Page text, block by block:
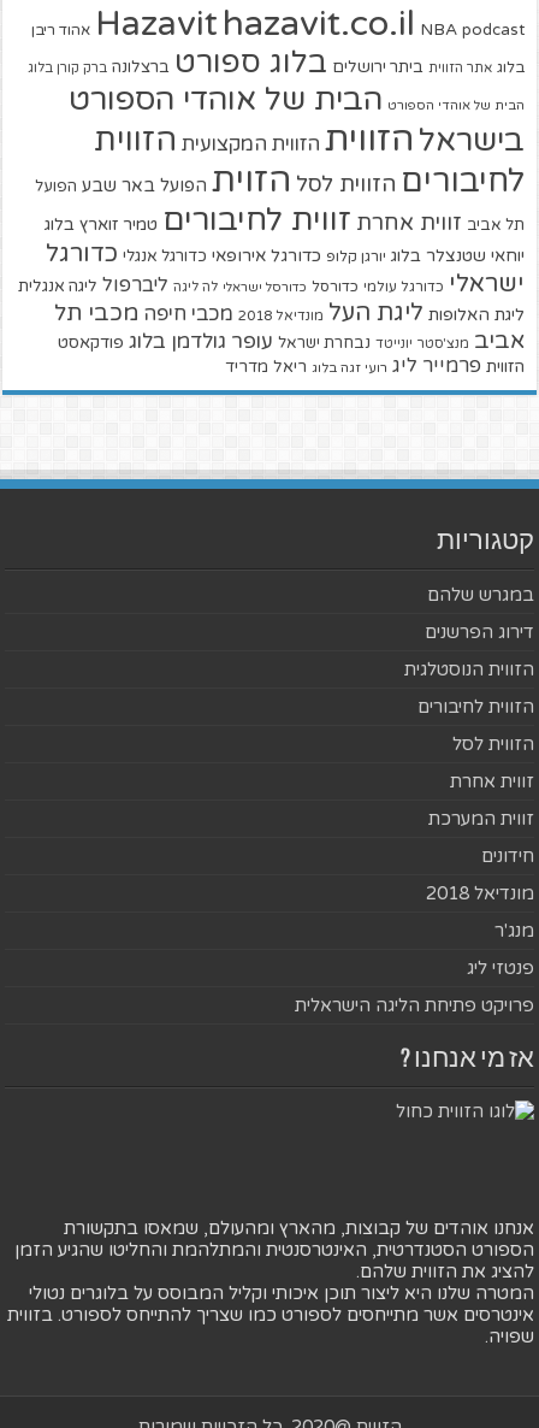
Hazavit hazavit.co.il NBA podcast אהוד ריבן
בלוג אתר הזווית ביתר ירושלים בלוג ספורט ברצלונה ברק קורן בלוג
הבית של אוהדי הספורט הבית של אוהדי הספורט
בישראל הזווית הזווית המקצועית הזווית
לחיבורים הזווית לסל הזוית הפועל באר שבע הפועל
תל אביב זווית אחרת זווית לחיבורים טמיר זוארץ בלוג
יוחאי שטנצלר בלוג יורגן קלופ כדורגל אירופאי כדורגל אנגלי כדורגל
ישראלי כדורגל עולמי כדורסל כדורסל ישראלי לה ליגה ליברפול ליגה אנגלית
ליגת האלופות ליגת העל מונדיאל 2018 מכבי חיפה מכבי תל
אביב מנצ'סטר יונייטד נבחרת ישראל עופר גולדמן בלוג פודקאסט
הזווית פרמייר ליג רועי זגה בלוג ריאל מדריד
קטגוריות
במגרש שלהם
דירוג הפרשנים
הזווית הנוסטלגית
הזווית לחיבורים
הזווית לסל
זווית אחרת
זווית המערכת
חידונים
מונדיאל 2018
מנג'ר
פנטזי ליג
פרויקט פתיחת הליגה הישראלית
אז מי אנחנו ?
אנחנו אוהדים של קבוצות, מהארץ ומהעולם, שמאסו בתקשורת
הספורט הסטנדרטית, האינטרסנטית והמתלהמת והחליטו שהגיע הזמן
להציג את הזווית שלהם.
המטרה שלנו היא ליצור תוכן איכותי וקליל המבוסס על בלוגרים נטולי
אינטרסים אשר מתייחסים לספורט כמו שצריך להתייחס לספורט. בזווית
שפויה.